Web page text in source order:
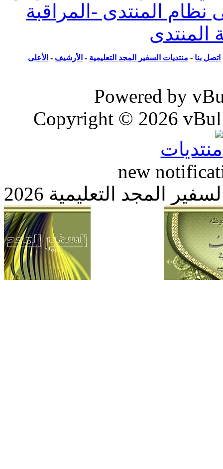
المنتدى -المراقبة
بنا-منتديات السفير المجد التعليمية-الأرشيف-الأعلى
Powered by
Copyright © 2026
new
التعليمية 2026